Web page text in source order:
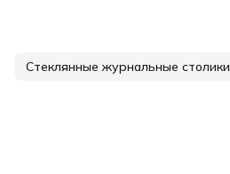
Стеклянные журнальные столики